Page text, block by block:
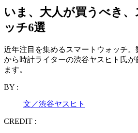
いま、大人が買うべき
ッチ6選
近年注目を集めるスマートウォッチ
から時計ライターの渋谷ヤスヒト氏が
ます。
BY :
文／渋谷ヤスヒト
CREDIT :